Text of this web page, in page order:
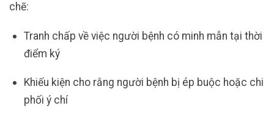
chẽ:
Tranh chấp về việc người bệnh có minh mẫn tại thời
điểm ký
Khiếu kiện cho rằng người bệnh bị ép buộc hoặc chi
phối ý chí